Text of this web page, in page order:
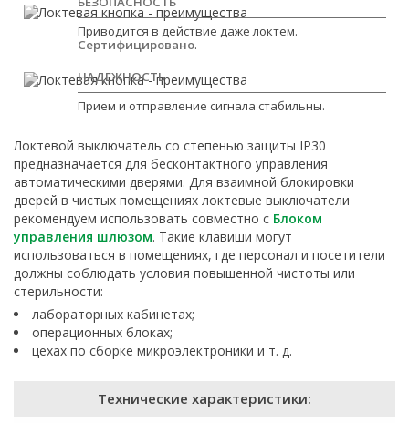
Приводится в действие даже локтем.
Сертифицировано.
НАДЕЖНОСТЬ
Прием и отправление сигнала стабильны.
Локтевой выключатель со степенью защиты IP30
предназначается для бесконтактного управления
автоматическими дверями. Для взаимной блокировки
дверей в чистых помещениях локтевые выключатели
рекомендуем использовать совместно с Блоком
управления шлюзом. Такие клавиши могут
использоваться в помещениях, где персонал и посетители
должны соблюдать условия повышенной чистоты или
стерильности:
лабораторных кабинетах;
операционных блоках;
цехах по сборке микроэлектроники и т. д.
Технические характеристики: